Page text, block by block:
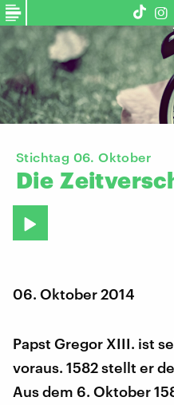
Stichtag 06. Oktober
Die
06. Oktober 2014
Papst Gregor XIII. ist
voraus. 1582 stellt er
Aus dem 6. Oktober